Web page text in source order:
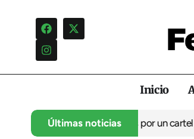
Inicio
Últimas noticias
campaña de insultos por un cartel